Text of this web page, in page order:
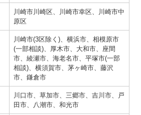
川崎市川崎区、川崎市幸区、川崎市中
原区
川崎市(3区除く)、横浜市、相模原市
(一部相談)、厚木市、大和市、座間
市、綾瀬市、海老名市、平塚市(一部
相談)、横須賀市、茅ヶ崎市、藤沢
市、鎌倉市
川口市、草加市、三郷市、吉川市、戸
田市、八潮市、和光市